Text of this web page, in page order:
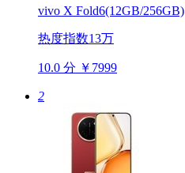
vivo X Fold6(12GB/256GB)
热度指数13万
10.0 分 ￥7999
2